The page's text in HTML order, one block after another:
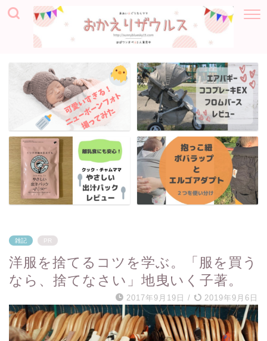
雑記 PR
洋服を捨てるコツを学ぶ。「服を買う
なら、捨てなさい」地曳いく子著。
2017年9月19日 / 2019年9月6日